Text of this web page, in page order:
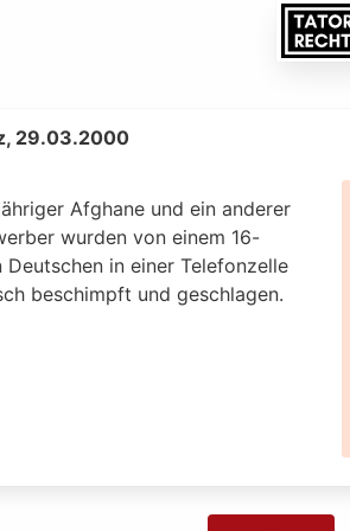
29.03.2000
Afghane und ein anderer
wurden von einem 16-
Deutschen in einer Telefonzelle
beschimpft und geschlagen.